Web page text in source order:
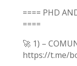
==== PHD
====
🚀 1) –
https://t.me/